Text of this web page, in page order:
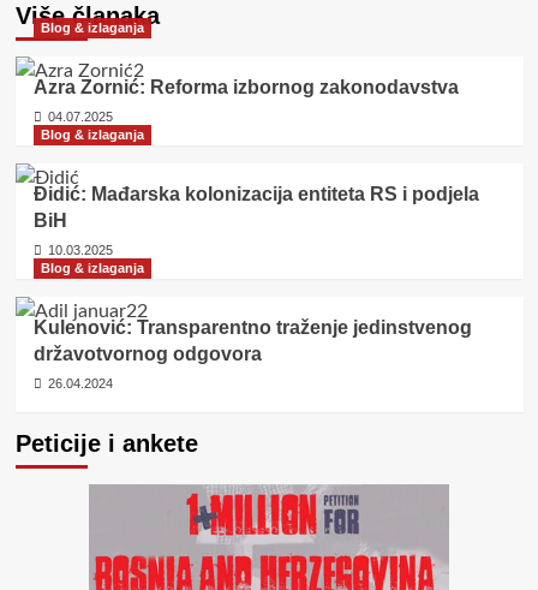
Više članaka
Blog & izlaganja
Azra Zornić: Reforma izbornog zakonodavstva
04.07.2025
Blog & izlaganja
Đidić: Mađarska kolonizacija entiteta RS i podjela
BiH
10.03.2025
Blog & izlaganja
Kulenović: Transparentno traženje jedinstvenog
državotvornog odgovora
26.04.2024
Peticije i ankete